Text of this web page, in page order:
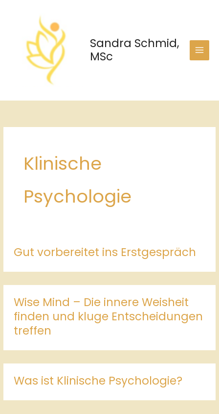
Sandra Schmid,
MSc
Klinische
Psychologie
Gut vorbereitet ins Erstgespräch
Wise Mind – Die innere Weisheit
finden und kluge Entscheidungen
treffen
Was ist Klinische Psychologie?